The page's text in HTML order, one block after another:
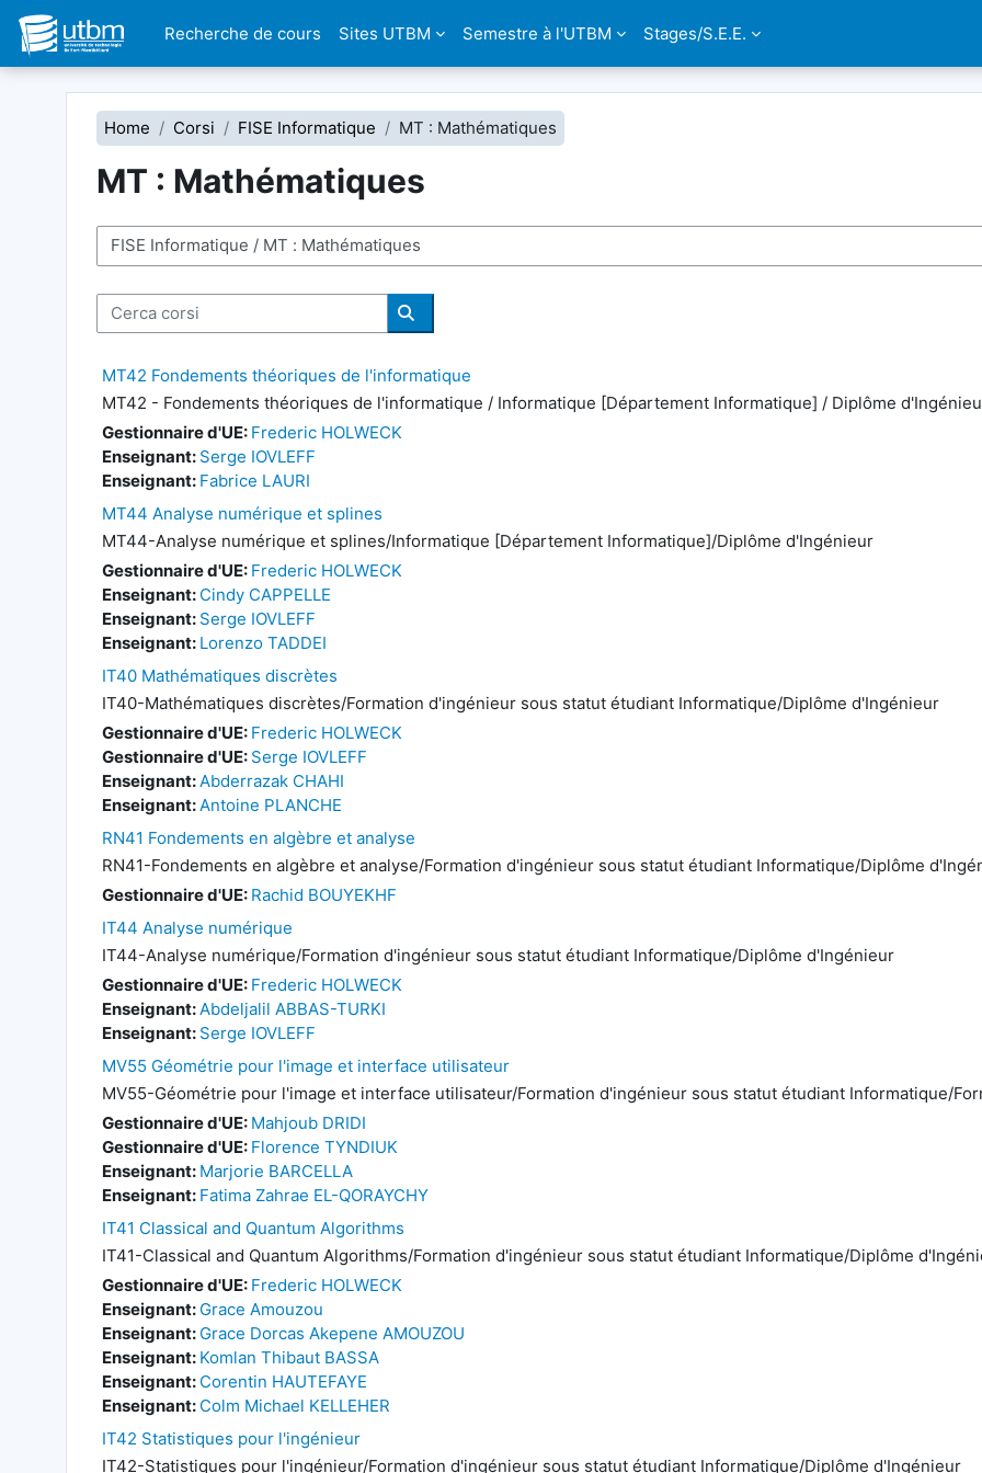
Vai al contenuto principale
Recherche de cours
Sites UTBM Semestre à l'UTBM Stages/S.E.E.
Home
Corsi FISE Informatique MT : Mathématiques
MT : Mathématiques
Categorie di corso
Cerca corsi
Cerca corsi
MT42 Fondements théoriques de l'informatique
MT42 - Fondements théoriques de l'informatique / Informatique [Département Informatique] / Diplôme
Gestionnaire d'UE: Frederic HOLWECK
Enseignant: Serge IOVLEFF
Enseignant: Fabrice LAURI
MT44 Analyse numérique et splines
MT44-Analyse numérique et splines/Informatique [Département Informatique]/Diplôme d'Ingénieur
Gestionnaire d'UE: Frederic HOLWECK
Enseignant: Cindy CAPPELLE
Enseignant: Serge IOVLEFF
Enseignant: Lorenzo TADDEI
IT40 Mathématiques discrètes
IT40-Mathématiques discrètes/Formation d'ingénieur sous statut étudiant Informatique/Diplôme d'Ingénieur
Gestionnaire d'UE: Frederic HOLWECK
Gestionnaire d'UE: Serge IOVLEFF
Enseignant:Abderrazak CHAHI
Enseignant:Antoine PLANCHE
RN41 Fondements en algèbre et analyse
RN41-Fondements en algèbre et analyse/Formation d'ingénieur sous statut étudiant Informatique/Diplôme
Gestionnaire d'UE: Rachid BOUYEKHF
IT44 Analyse numérique
IT44-Analyse numérique/Formation d'ingénieur sous statut étudiant Informatique/Diplôme d'Ingénieur
Gestionnaire d'UE: Frederic HOLWECK
Enseignant:Abdeljalil ABBAS-TURKI
Enseignant: Serge IOVLEFF
MV55 Géométrie pour l'image et interface utilisateur
MV55-Géométrie pour l'image et interface utilisateur/Formation d'ingénieur sous statut étudiant Informatique/
Gestionnaire d'UE: Mahjoub DRIDI
Gestionnaire d'UE: Florence TYNDIUK
Enseignant: Marjorie BARCELLA
Enseignant: Fatima Zahrae EL-QORAYCHY
IT41 Classical and Quantum Algorithms
IT41-Classical and Quantum Algorithms/Formation d'ingénieur sous statut étudiant Informatique/Diplôme
Gestionnaire d'UE: Frederic HOLWECK
Enseignant: Grace Amouzou
Enseignant: Grace Dorcas Akepene AMOUZOU
Enseignant: Komlan Thibaut BASSA
Enseignant: Corentin HAUTEFAYE
Enseignant: Colm Michael KELLEHER
IT42 Statistiques pour l'ingénieur
IT42-Statistiques pour l'ingénieur/Formation d'ingénieur sous statut étudiant Informatique/Diplôme d'Ingénieur